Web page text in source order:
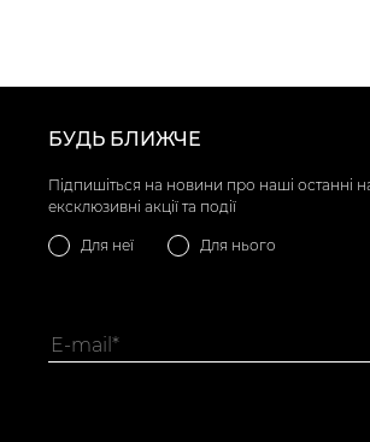
✅ Найпопулярніший
Сліпони
БУДЬ БЛИЖЧЕ
Підпишіться на новини про наші останні
ексклюзивні акції та події
Для неї Для нього